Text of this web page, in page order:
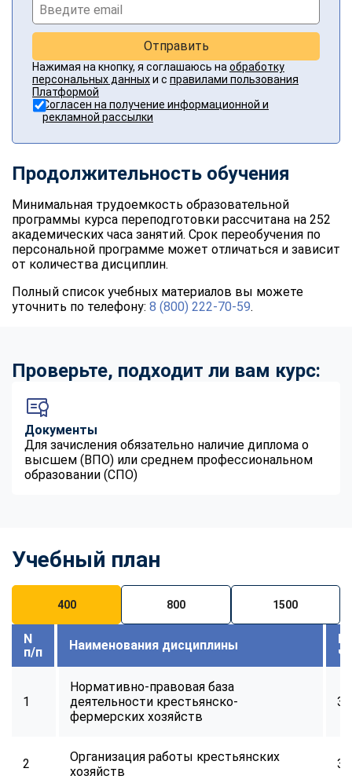
Отправить
Нажимая на кнопку, я соглашаюсь на обработку
персональных данныхи с правилами пользования
Платформой
Согласен на получение информационной и
рекламной рассылки
Продолжительность обучения
Минимальная трудоемкость образовательной
программы курса переподготовки рассчитана на 252
академических часа занятий. Срок переобучения по
персональной программе может отличаться и зависит
от количества дисциплин.
Полный список учебных материалов вы можете
уточнить по телефону: 8 (800) 222-70-59.
Проверьте, подходит ли вам курс:
Документы
Для зачисления обязательно наличие диплома о
высшем (ВПО) или среднем профессиональном
образовании (СПО)
Учебный план
400 800 1500
N
п/п
Наименования дисциплины
1
Нормативно-правовая база
деятельности крестьянско-
фермерских хозяйств
32
2
Организация работы крестьянских
хозяйств
32